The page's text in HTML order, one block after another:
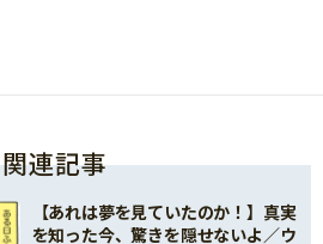
関連記事
【あれは夢を見ていたのか！】真実
を知った今、驚きを隠せないよ／ウ